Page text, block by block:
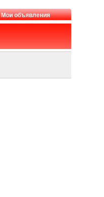
Мои объявления